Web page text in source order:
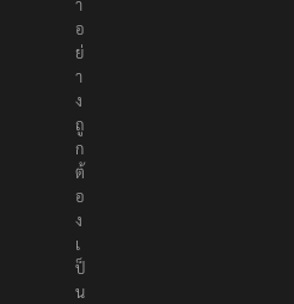
า
อ
ย่
า
ง
ถู
ก
ต้
อ
ง
เ
ป็
น